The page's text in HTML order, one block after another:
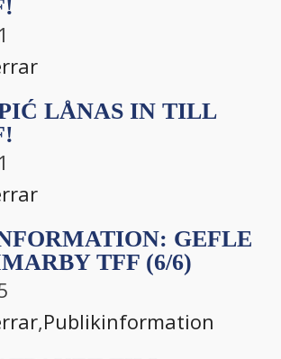
LÅNAS IN TILL
GEFLE
TFF (6/6)
,Publikinformation